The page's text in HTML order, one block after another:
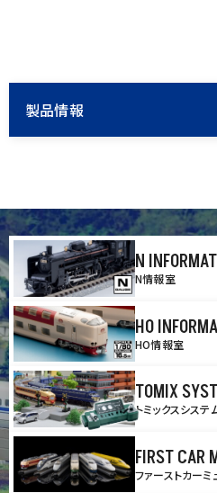
製品情報
N
N情報室
HO
HO情報室
TOMIX
トミックスシステ
FIRST CAR
ファーストカーミ